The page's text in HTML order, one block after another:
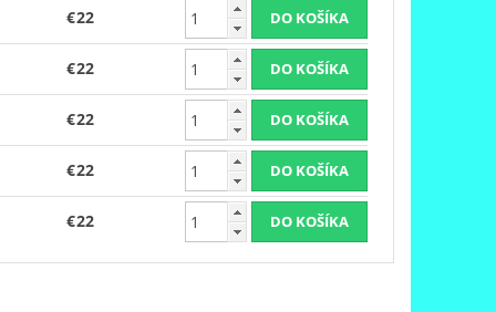
€22
€22
€22
€22
€22